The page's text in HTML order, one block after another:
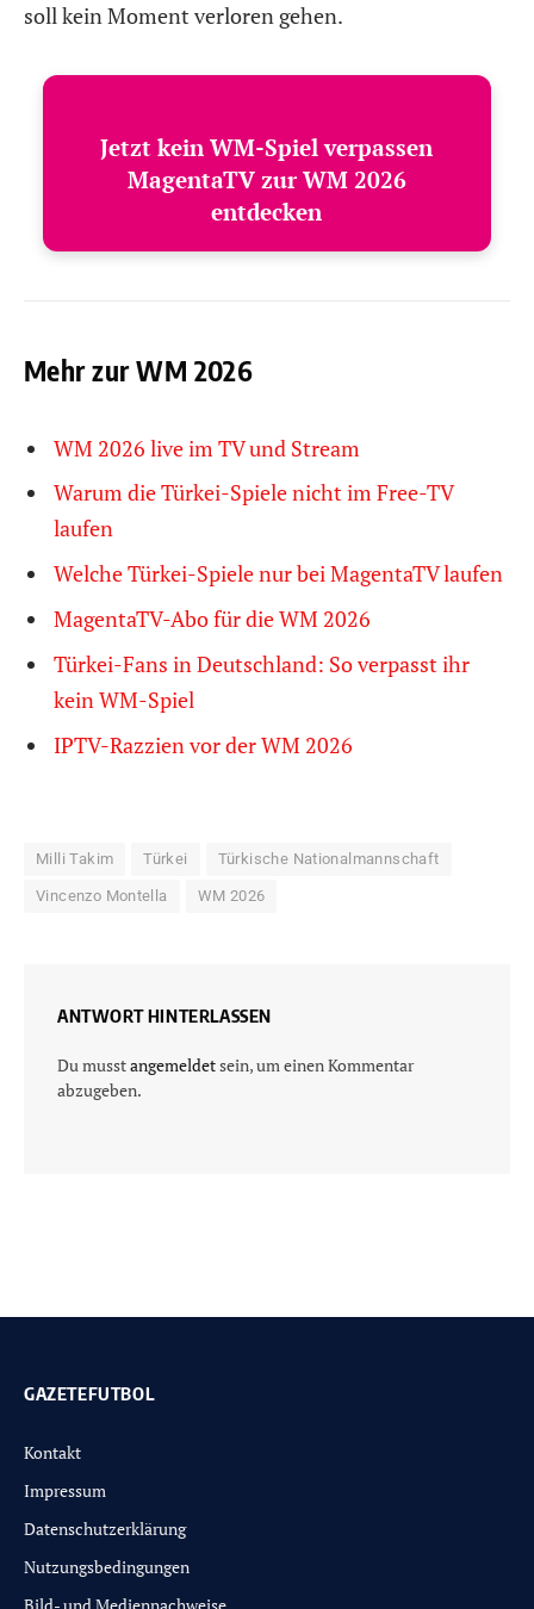
soll kein Moment verloren gehen.
Jetzt kein WM-Spiel verpassen
MagentaTV zur WM 2026
entdecken
Mehr zur WM 2026
WM 2026 live im TV und Stream
Warum die Türkei-Spiele nicht im Free-TV
laufen
Welche Türkei-Spiele nur bei MagentaTV laufen
MagentaTV-Abo für die WM 2026
Türkei-Fans in Deutschland: So verpasst ihr
kein WM-Spiel
IPTV-Razzien vor der WM 2026
Milli Takim Türkei Türkische Nationalmannschaft
Vincenzo Montella WM 2026
ANTWORT HINTERLASSEN
Du musstangemeldetsein, um einen Kommentar
abzugeben.
GAZETEFUTBOL
Kontakt
Impressum
Datenschutzerklärung
Nutzungsbedingungen